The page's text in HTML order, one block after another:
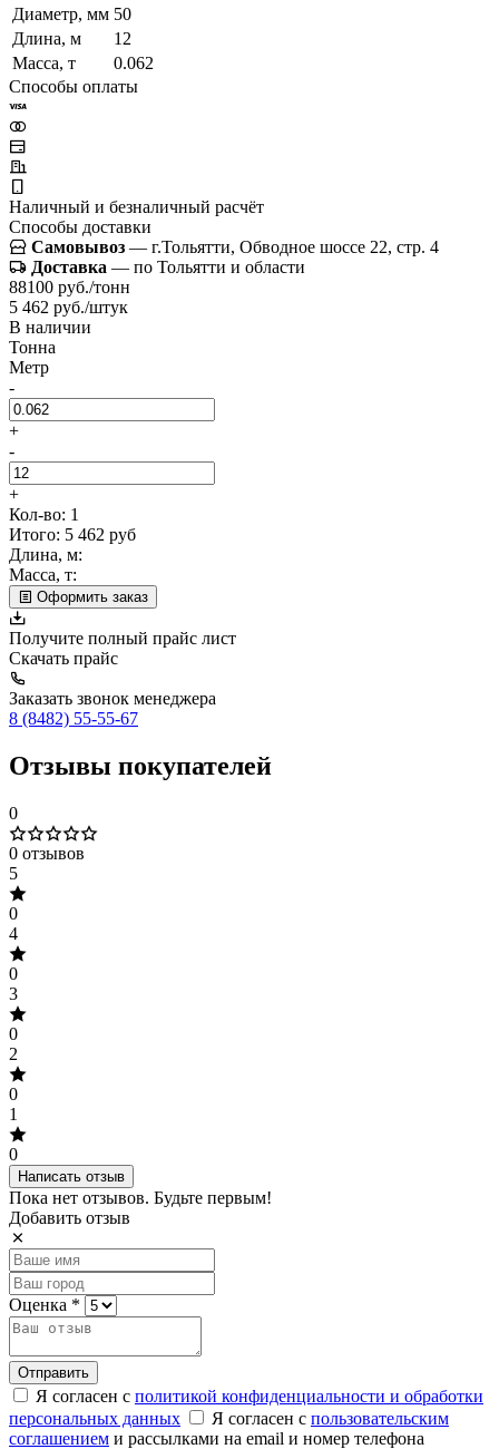
Диаметр, мм 50
Длина, м
12
Масса, т
0.062
Способы оплаты
Наличный и безналичный расчёт
Способы доставки
Самовывоз — г.Тольятти, Обводное шоссе 22, стр. 4
Доставка — по Тольятти и области
88100 руб./тонн
5 462 руб./штук
В наличии
Тонна
Метр
-
+
-
+
Кол-во: 1
Итого: 5 462 руб
Длина, м:
Масса, т:
Оформить заказ
Получите полный прайс лист
Скачать прайс
Заказать звонок менеджера
8 (8482) 55-55-67
Отзывы покупателей
0
0 отзывов
5
0
4
0
3
0
2
0
1
0
Написать отзыв
Пока нет отзывов. Будьте первым!
Добавить отзыв
Оценка *
Отправить
Я согласен с политикой конфиденциальности и обработки
персональных данных
Я согласен с пользовательским
соглашением и рассылками на email и номер телефона